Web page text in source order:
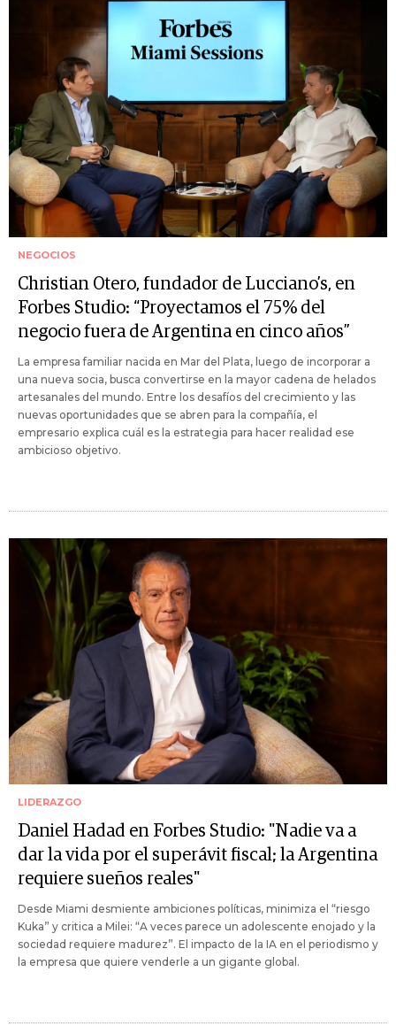
NEGOCIOS
Christian Otero, fundador de Lucciano’s, en
Forbes Studio: “Proyectamos el 75% del
negocio fuera de Argentina en cinco años”
La empresa familiar nacida en Mar del Plata, luego de incorporar a
una nueva socia, busca convertirse en la mayor cadena de helados
artesanales del mundo. Entre los desafíos del crecimiento y las
nuevas oportunidades que se abren para la compañía, el
empresario explica cuál es la estrategia para hacer realidad ese
ambicioso objetivo.
LIDERAZGO
Daniel Hadad en Forbes Studio: "Nadie va a
dar la vida por el superávit fiscal; la Argentina
requiere sueños reales"
Desde Miami desmiente ambiciones políticas, minimiza el “riesgo
Kuka” y critica a Milei: “A veces parece un adolescente enojado y la
sociedad requiere madurez”. El impacto de la IA en el periodismo y
la empresa que quiere venderle a un gigante global.